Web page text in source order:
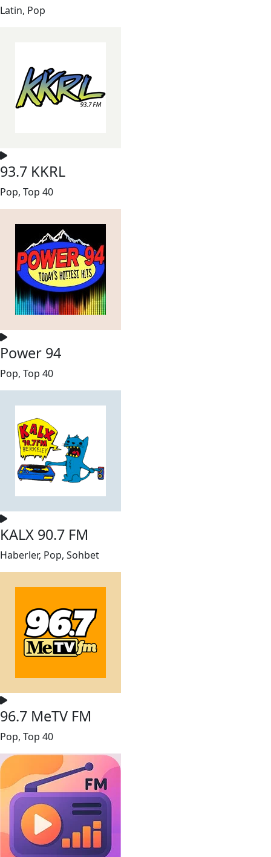
Latin, Pop
93.7 KKRL
Pop, Top 40
Power 94
Pop, Top 40
KALX 90.7 FM
Haberler, Pop, Sohbet
96.7 MeTV FM
Pop, Top 40